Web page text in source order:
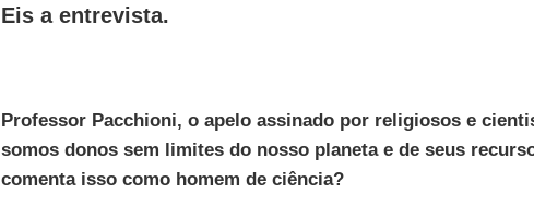
Eis a entrevista.
Professor Pacchioni, o apelo assinado por religiosos e
somos donos sem limites do nosso planeta e de seus
comenta isso como homem de ciência?